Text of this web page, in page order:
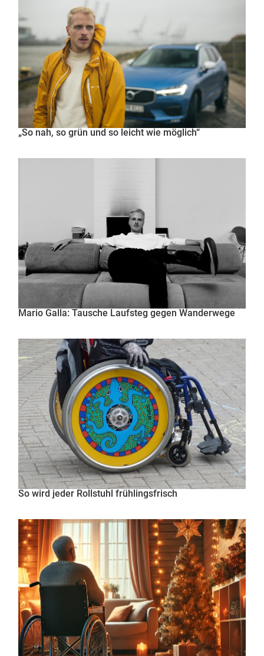
„So nah, so grün und so leicht wie möglich“
Mario Galla: Tausche Laufsteg gegen Wanderwege
So wird jeder Rollstuhl frühlingsfrisch